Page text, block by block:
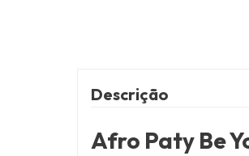
Descrição
Afro Paty Be